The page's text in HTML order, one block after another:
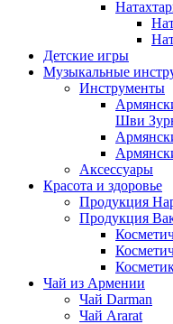
Детские игры
Музыкальные
Инструменты
Шви
Аксессуары
Красота и здоровье
Продукция
Продукция
Чай из Армении
Чай Darman
Чай Ararat